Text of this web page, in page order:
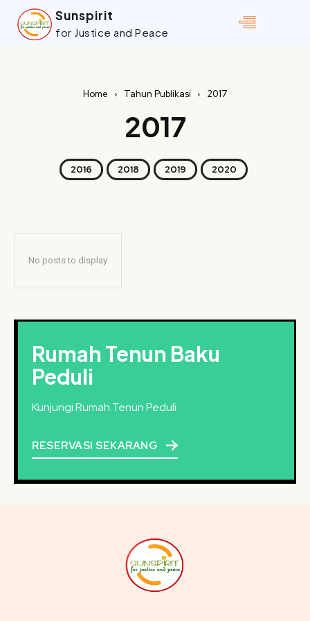
Sunspirit
for Justice and Peace
Home Tahun Publikasi 2017
2017
2016 2018 2019 2020
No posts to display
Rumah Tenun Baku
Peduli
Kunjungi Rumah Tenun Peduli
RESERVASI SEKARANG